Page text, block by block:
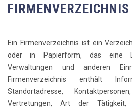
FIRMENVERZEICHNIS
Ein Firmenverzeichnis ist ein
oder in Papierform, das eine
Verwaltungen und anderen
Firmenverzeichnis enthält
Standortadresse,
Vertretungen, Art der Tätigkeit,